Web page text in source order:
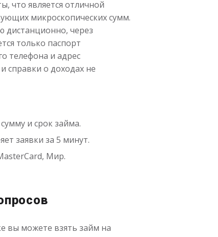
что является отличной
микроскопических сумм.
через
только паспорт
телефона и адрес
о доходах не
и срок займа.
заявки за 5 минут.
Мир.
вы можете взять займ на